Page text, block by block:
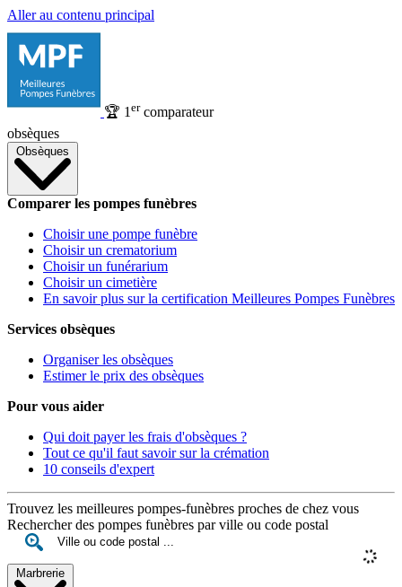
Aller au contenu principal
🏆 1 ercomparateur
obsèques
Obsèques
Comparer les pompes funèbres
Choisir une pompe funèbre
Choisir un crematorium
Choisir un funérarium
Choisir un cimetière
En savoir plus sur la certification Meilleures Pompes Funèbres
Services obsèques
Organiser les obsèques
Estimer le prix des obsèques
Pour vous aider
Qui doit payer les frais d'obsèques ?
Tout ce qu'il faut savoir sur la crémation
10 conseils d'expert
Trouvez les meilleures pompes-funèbres proches de chez vous
Rechercher des pompes funèbres par ville ou code postal
Marbrerie